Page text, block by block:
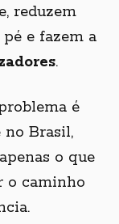
reduzem
e fazem a
.
é
no Brasil,
o que
o caminho